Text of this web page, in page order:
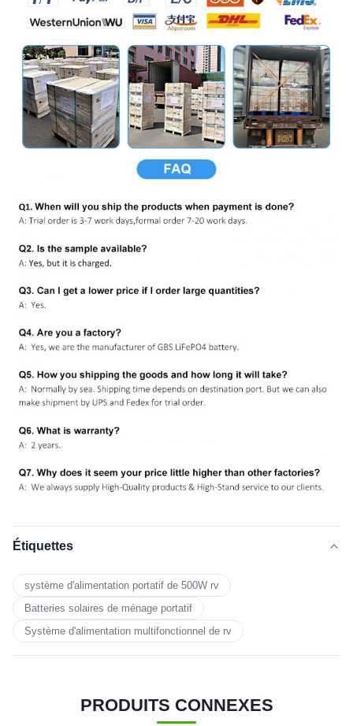
Étiquettes
système d'alimentation portatif de 500W rv
Batteries solaires de ménage portatif
Système d'alimentation multifonctionnel de rv
PRODUITS CONNEXES